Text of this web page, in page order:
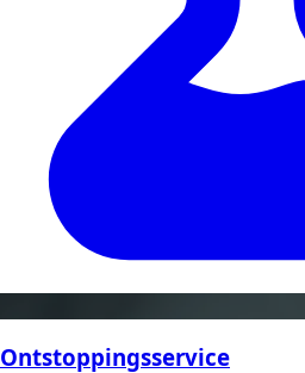
Ontstoppingsservice